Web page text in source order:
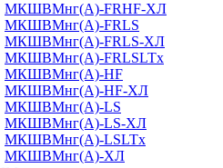
МКШВМнг(А)-FRHF-ХЛ
МКШВМнг(А)-FRLS
МКШВМнг(А)-FRLS-ХЛ
МКШВМнг(А)-FRLSLTx
МКШВМнг(А)-HF
МКШВМнг(А)-HF-ХЛ
МКШВМнг(А)-LS
МКШВМнг(А)-LS-ХЛ
МКШВМнг(А)-LSLTx
МКШВМнг(А)-ХЛ